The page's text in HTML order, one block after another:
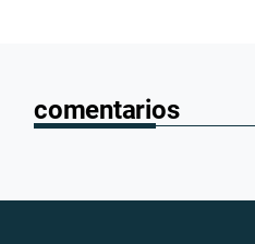
comentarios